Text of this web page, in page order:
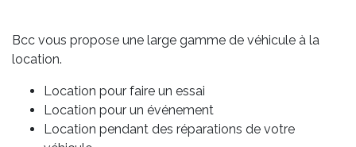
Bcc vous propose une large gamme de véhicule à la
location.
Location pour faire un essai
Location pour un événement
Location pendant des réparations de votre